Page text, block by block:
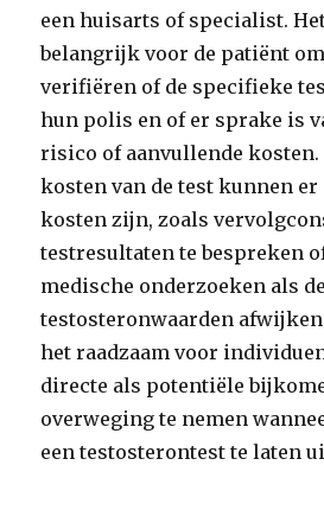
een huisarts of specialist.
belangrijk voor de patiënt
verifiëren of de specifieke
hun polis en of er sprake is
risico of aanvullende kosten.
kosten van de test kunnen
kosten zijn, zoals
testresultaten te bespreken
medische onderzoeken als de
testosteronwaarden
het raadzaam voor
directe als potentiële
overweging te nemen
een testosterontest te laten